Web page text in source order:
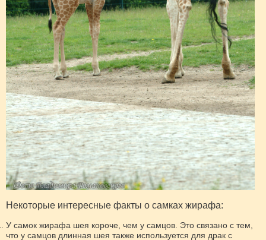
Некоторые интересные факты о самках жирафа:
У самок жирафа шея короче, чем у самцов. Это связано с тем,
что у самцов длинная шея также используется для драк с